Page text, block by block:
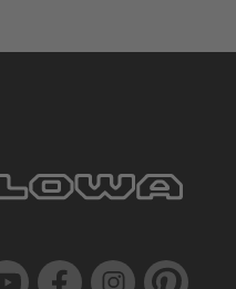
Facebook Instagram Pinterest